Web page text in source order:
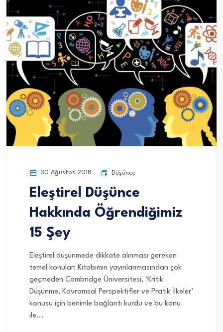
30 Ağustos 2018 Düşünce
Eleştirel Düşünce
Hakkında Öğrendiğimiz
15 Şey
Eleştirel düşünmede dikkate alınması gereken
temel konular: Kitabımın yayınlanmasından çok
geçmeden Cambridge Üniversitesi, ‘Kritik
Düşünme, Kavramsal Perspektifler ve Pratik İlkeler’
konusu için benimle bağlantı kurdu ve bu konu
ile...